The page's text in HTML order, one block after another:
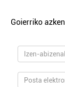
Goierriko